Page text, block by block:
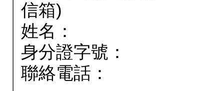
信箱)
姓名：
身分證字號：
聯絡電話：